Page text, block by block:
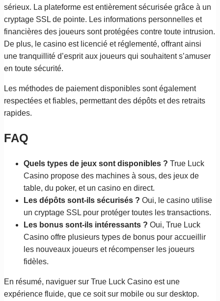
sérieux. La plateforme est entièrement sécurisée grâce à un
cryptage SSL de pointe. Les informations personnelles et
financières des joueurs sont protégées contre toute intrusion.
De plus, le casino est licencié et réglementé, offrant ainsi
une tranquillité d’esprit aux joueurs qui souhaitent s’amuser
en toute sécurité.
Les méthodes de paiement disponibles sont également
respectées et fiables, permettant des dépôts et des retraits
rapides.
FAQ
Quels types de jeux sont disponibles ? True Luck
Casino propose des machines à sous, des jeux de
table, du poker, et un casino en direct.
Les dépôts sont-ils sécurisés ? Oui, le casino utilise
un cryptage SSL pour protéger toutes les transactions.
Les bonus sont-ils intéressants ? Oui, True Luck
Casino offre plusieurs types de bonus pour accueillir
les nouveaux joueurs et récompenser les joueurs
fidèles.
En résumé, naviguer sur True Luck Casino est une
expérience fluide, que ce soit sur mobile ou sur desktop.